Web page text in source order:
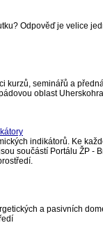
Odpověď je velice
kurzů, seminářů a
oblast
indikátorů. Ke
součástí Portálu ŽP -
a pasivních